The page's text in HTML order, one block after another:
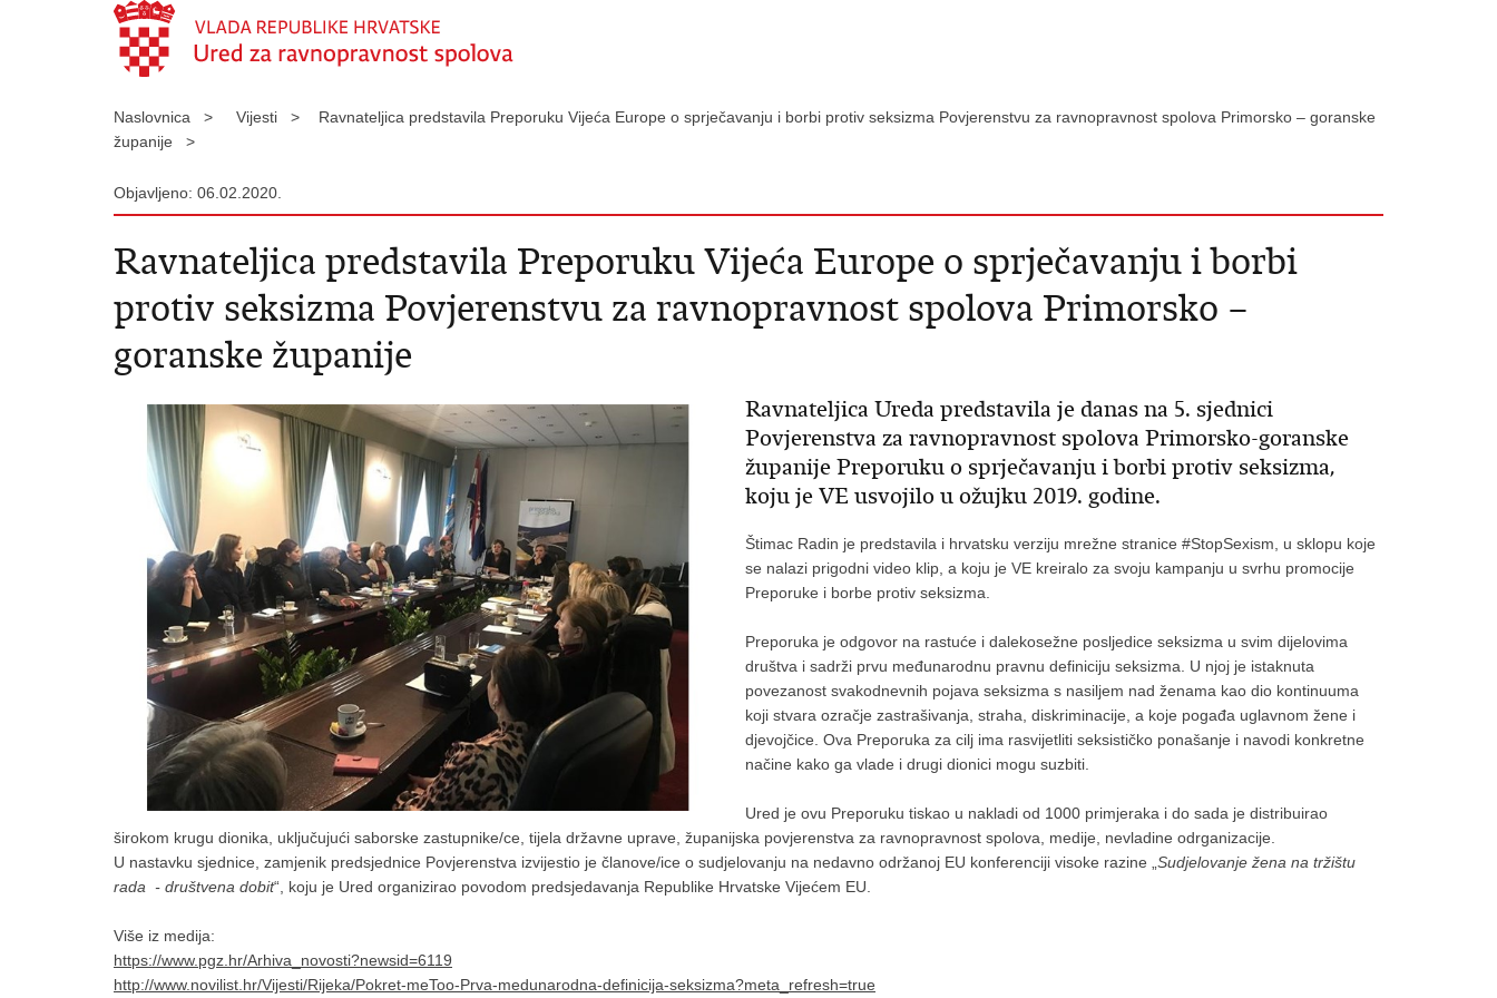
Naslovnica > Vijesti >
Ravnateljica predstavila Preporuku Vijeća Europe o sprječavanju i borbi protiv seksizma Povjerenstvu za ravnopravnost spolova Primorsko – goranske
županije >
Objavljeno: 06.02.2020.
Ravnateljica predstavila Preporuku Vijeća Europe o sprječavanju i borbi
protiv seksizma Povjerenstvu za ravnopravnost spolova Primorsko –
goranske županije
Ravnateljica Ureda predstavila je danas na 5. sjednici
Povjerenstva za ravnopravnost spolova Primorsko-goranske
županije Preporuku o sprječavanju i borbi protiv seksizma,
koju je VE usvojilo u ožujku 2019. godine.
Štimac Radin je predstavila i hrvatsku verziju mrežne stranice #StopSexism, u sklopu koje
se nalazi prigodni video klip, a koju je VE kreiralo za svoju kampanju u svrhu promocije
Preporuke i borbe protiv seksizma.
Preporuka je odgovor na rastuće i dalekosežne posljedice seksizma u svim dijelovima
društva i sadrži prvu međunarodnu pravnu definiciju seksizma. U njoj je istaknuta
povezanost svakodnevnih pojava seksizma s nasiljem nad ženama kao dio kontinuuma
koji stvara ozračje zastrašivanja, straha, diskriminacije, a koje pogađa uglavnom žene i
djevojčice. Ova Preporuka za cilj ima rasvijetliti seksističko ponašanje i navodi konkretne
načine kako ga vlade i drugi dionici mogu suzbiti.
Ured je ovu Preporuku tiskao u nakladi od 1000 primjeraka i do sada je distribuirao
širokom krugu dionika, uključujući saborske zastupnike/ce, tijela državne uprave, županijska povjerenstva za ravnopravnost spolova, medije, nevladine odrganizacije.
U nastavku sjednice, zamjenik predsjednice Povjerenstva izvijestio je članove/ice o sudjelovanju na nedavno održanoj EU konferenciji visoke razine „ Sudjelovanje žena na tržištu
rada - društvena dobit“, koju je Ured organizirao povodom predsjedavanja Republike Hrvatske Vijećem EU.
Više iz medija:
https://www.pgz.hr/Arhiva_novosti?newsid=6119
http://www.novilist.hr/Vijesti/Rijeka/Pokret-meToo-Prva-medunarodna-definicija-seksizma?meta_refresh=true